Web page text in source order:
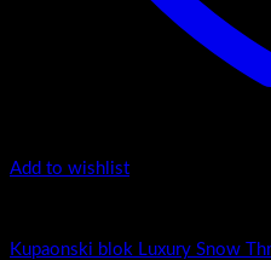
Add to wishlist
Kupaonski blok Luxury Snow